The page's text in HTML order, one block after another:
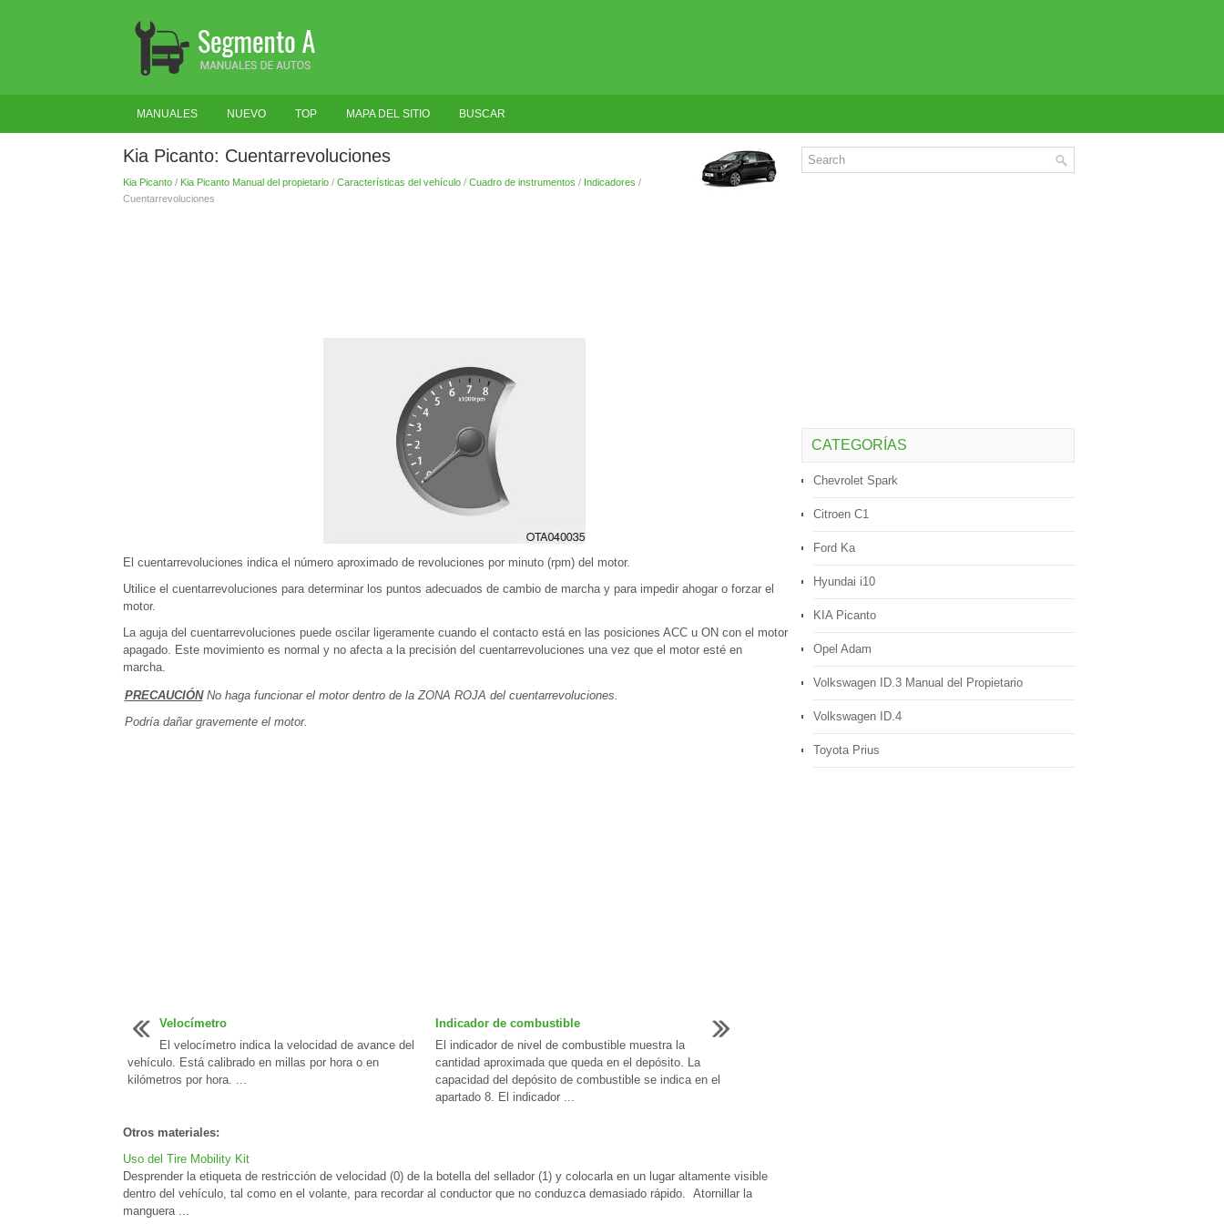
MANUALES NUEVO TOP MAPA DEL SITIO BUSCAR
Kia Picanto: Cuentarrevoluciones
Kia Picanto/ Kia Picanto Manual del propietario/ Características del vehículo/ Cuadro de instrumentos / Indicadores /
Cuentarrevoluciones
El cuentarrevoluciones indica el número aproximado de revoluciones por minuto (rpm) del motor.
Utilice el cuentarrevoluciones para determinar los puntos adecuados de cambio de marcha y para impedir ahogar o forzar el
motor.
La aguja del cuentarrevoluciones puede oscilar ligeramente cuando el contacto está en las posiciones ACC u ON con el motor
apagado. Este movimiento es normal y no afecta a la precisión del cuentarrevoluciones una vez que el motor esté en
marcha.
PRECAUCIÓNNo haga funcionar el motor dentro de la ZONA ROJA del cuentarrevoluciones.
Podría dañar gravemente el motor.
Velocímetro
El velocímetro indica la velocidad de avance del
vehículo. Está calibrado en millas por hora o en
kilómetros por hora. ...
Indicador de combustible
El indicador de nivel de combustible muestra la
cantidad aproximada que queda en el depósito. La
capacidad del depósito de combustible se indica en el
apartado 8. El indicador ...
Otros materiales:
Uso del Tire Mobility Kit
Desprender la etiqueta de restricción de velocidad (0) de la botella del sellador (1) y colocarla en un lugar altamente visible
dentro del vehículo, tal como en el volante, para recordar al conductor que no conduzca demasiado rápido. Atornillar la
manguera ...
CATEGORÍAS
Chevrolet Spark
Citroen C1
Ford Ka
Hyundai i10
KIA Picanto
Opel Adam
Volkswagen ID.3 Manual del Propietario
Volkswagen ID.4
Toyota Prius